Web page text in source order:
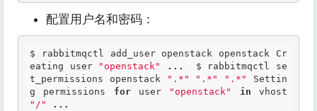
配置用户名和密码：
$ rabbitmqctl add_user openstack openstack Cr
eating user
"openstack" ...
  $ rabbitmqctl se
t_permissions openstack
".*" ".*" ".*"
Settin
g permissions for user "openstack" in
"/"
...